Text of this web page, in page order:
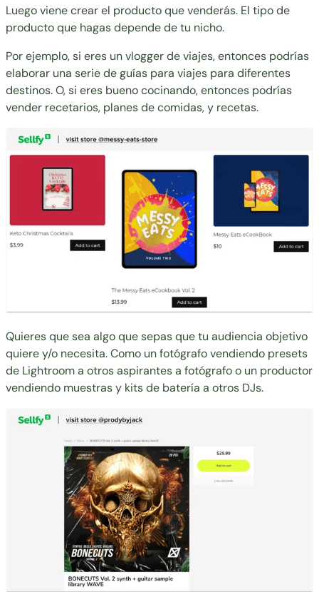
Luego viene crear el producto que venderás. El tipo de
producto que hagas depende de tu nicho.
Por ejemplo, si eres un vlogger de viajes, entonces podrías
elaborar una serie de guías para viajes para diferentes
destinos. O, si eres bueno cocinando, entonces podrías
vender recetarios, planes de comidas, y recetas.
Quieres que sea algo que sepas que tu audiencia objetivo
quiere y/o necesita. Como un fotógrafovendiendo presets
de Lightrooma otros aspirantes a fotógrafo o un productor
vendiendo muestrasy kits de batería a otros DJs.